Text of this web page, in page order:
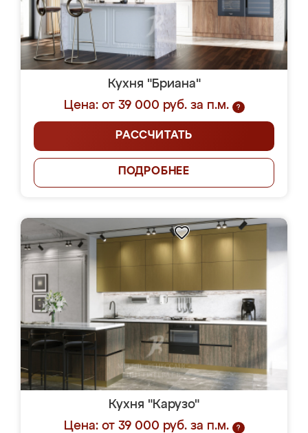
Кухня "Бриана"
Цена: от 39 000 руб. за п.м.
?
РАССЧИТАТЬ
ПОДРОБНЕЕ
Кухня "Карузо"
Цена: от 39 000 руб. за п.м.
?